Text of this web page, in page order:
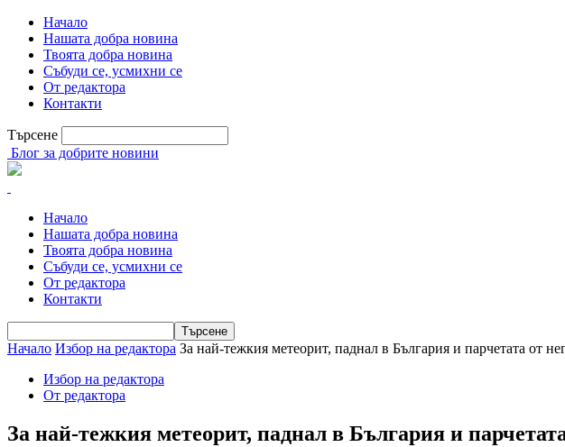
Начало
Нашата добра новина
Твоята добра новина
Събуди се, усмихни се
От редактора
Контакти
Търсене
Блог за добрите новини
Начало
Нашата добра новина
Твоята добра новина
Събуди се, усмихни се
От редактора
Контакти
Начало Избор на редактора За най-тежкия метеорит, паднал в България и парчетата от
Избор на редактора
От редактора
За най-тежкия метеорит, паднал в България и